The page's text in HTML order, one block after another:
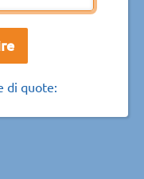
di quote: